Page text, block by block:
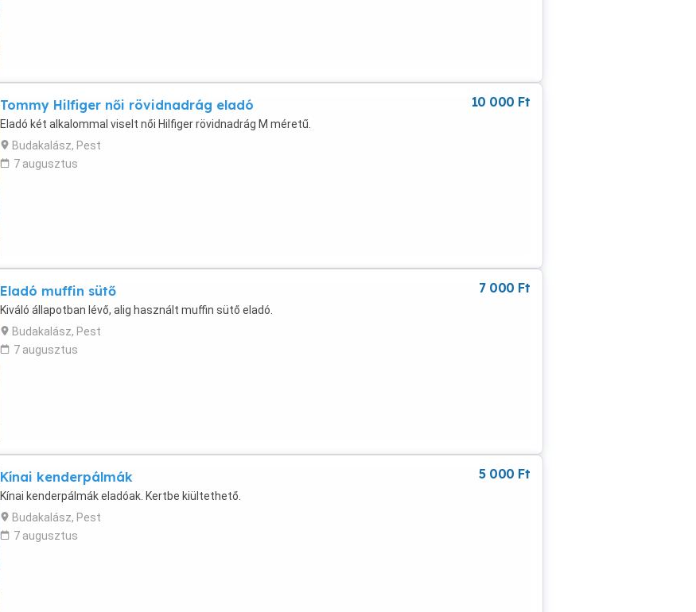
Tommy Hilfiger női rövidnadrág eladó
Eladó két alkalommal viselt női Hilfiger rövidnadrág M méretű.
Budakalász, Pest
7 augusztus
10 000 Ft
Eladó muffin sütő
Kiváló állapotban lévő, alig használt muffin sütő eladó.
Budakalász, Pest
7 augusztus
7 000 Ft
Kínai kenderpálmák
Kínai kenderpálmák eladóak. Kertbe kiültethető.
Budakalász, Pest
7 augusztus
5 000 Ft